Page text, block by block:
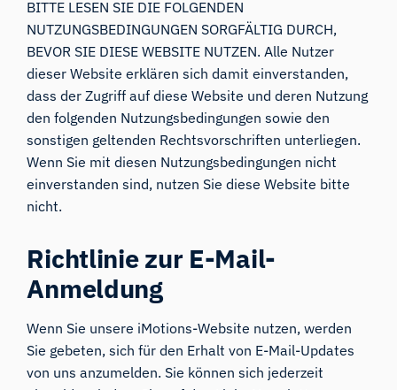
BITTE LESEN SIE DIE FOLGENDEN
NUTZUNGSBEDINGUNGEN SORGFÄLTIG DURCH,
BEVOR SIE DIESE WEBSITE NUTZEN. Alle Nutzer
dieser Website erklären sich damit einverstanden,
dass der Zugriff auf diese Website und deren Nutzung
den folgenden Nutzungsbedingungen sowie den
sonstigen geltenden Rechtsvorschriften unterliegen.
Wenn Sie mit diesen Nutzungsbedingungen nicht
einverstanden sind, nutzen Sie diese Website bitte
nicht.
Richtlinie zur E-Mail-
Anmeldung
Wenn Sie unsere iMotions-Website nutzen, werden
Sie gebeten, sich für den Erhalt von E-Mail-Updates
von uns anzumelden. Sie können sich jederzeit